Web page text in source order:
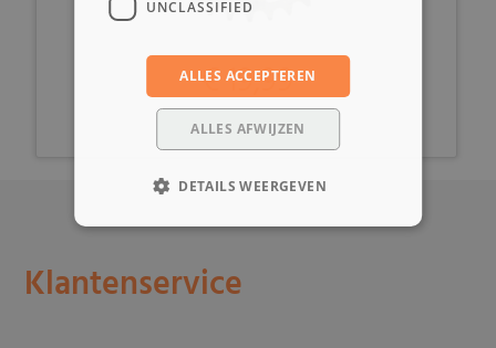
€ 19,99
Klantenservice
UNCLASSIFIED
ALLES ACCEPTEREN
ALLES AFWIJZEN
DETAILS WEERGEVEN